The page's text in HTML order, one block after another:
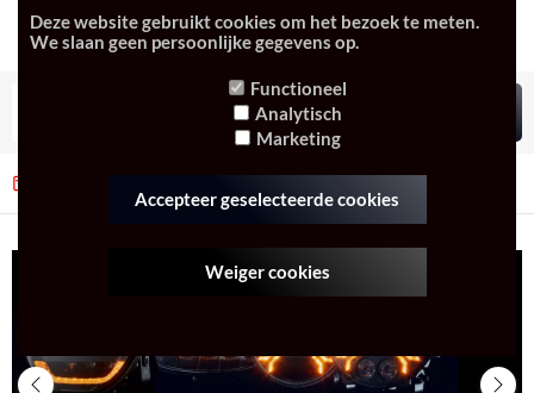
Deze website gebruikt cookies om het bezoek te meten.
We slaan geen persoonlijke gegevens op.
Functioneel
Analytisch
Marketing
Accepteer geselecteerde cookies
Weiger cookies